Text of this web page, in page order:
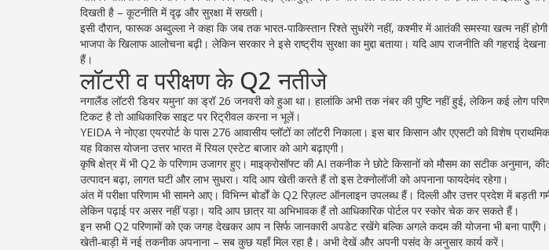
दिखती है – कूटनीति में दृढ़ और सुरक्षा में सख्ती।
इसी दौरान, फारूक अब्दुल्ला ने कहा कि जब तक भारत‑पाकिस्तान रिश्ते सुधरेंगे नहीं, कश्मीर में आतंकी समस्या खत्म नहीं
भाजपा के खिलाफ आलोचना बढ़ी। लेकिन सरकार ने इसे राष्ट्रीय सुरक्षा का मुद्दा बताया। यदि आप राजनीति की गहराई
हैं।
लॉटरी व परीक्षण के Q2 नतीजे
नगालैंड लॉटरी ‘डियर यमुना’ का ड्रॉ 26 जनवरी को हुआ था। हालांकि अभी तक नंबर की पुष्टि नहीं हुई, लेकिन कई लोग
टिकट है तो आधिकारिक साइट पर रिट्रीवल करना न भूलें।
YEIDA ने नोएडा एयरपोर्ट के पास 276 आवासीय प्लॉटों का लॉटरी निकाला। इस बार किसान और एएसटी को विशेष
यह विकास योजना उत्तर भारत में रियल एस्टेट बाजार को आगे बढ़ाएगी।
कृषि क्षेत्र में भी Q2 के परिणाम उजागर हुए। माइक्रोसॉफ्ट की AI तकनीक ने छोटे किसानों को मौसम का सटीक
उत्पादन बढ़ा, लागत घटी और लाभ सुधरा। यदि आप खेती करते हैं तो इस टेक्नोलॉजी को अपनाना फायदेमंद रहेगा।
अंत में परीक्षा परिणाम भी सामने आए। विभिन्न बोर्डों के Q2 रिज़ल्ट ऑनलाइन उपलब्ध हैं। दिल्ली और उत्तर प्रदेश में बड़ती
लेकिन पढ़ाई पर असर नहीं पड़ा। यदि आप छात्र या अभिभावक हैं तो आधिकारिक पोर्टल पर स्कोर चेक कर सकते हैं।
इन सभी Q2 परिणामों को एक जगह देखकर आप न सिर्फ जानकारी अपडेट रखेंगे बल्कि अगले कदम की योजना भी बना पाएँगे।
खेती‑बाड़ी में नई तकनीक अपनाना – सब कुछ यहाँ मिल रहा है। अभी देखें और अपनी पसंद के अनुसार कार्य करें।